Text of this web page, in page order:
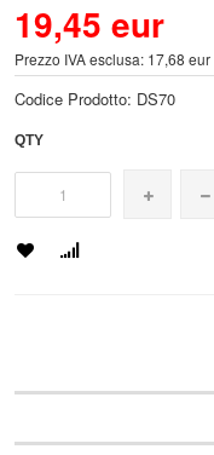
19,45 eur
Prezzo IVA esclusa: 17,68 eur
Codice Prodotto: DS70
QTY